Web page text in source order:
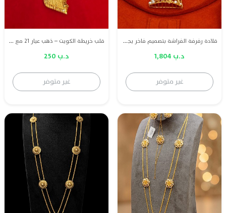
قلادة رفرفة الفراشة بتصميم فاخر يجسد الأناقة والنعومة، مصنوعة من ذهب عيار 21 ومزينة بلؤلؤ طبيعي بحريني فاخر وياقوت أحمر طبيعي، لتمنحك إطلالة راقية بلمسة من الفخامة والأصالة.
د.ب 1,804
غير متوفر
قلب خريطة الكويت – ذهب عيار 21 مع لؤلؤة بحرينية كبيرة مميزة بتصميم يعبر عن الفخامة.
د.ب 250
غير متوفر